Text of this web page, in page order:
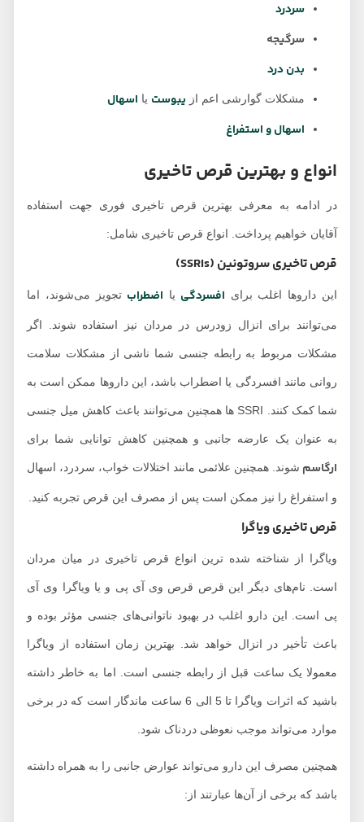
سردرد
سرگیجه
بدن درد
مشکلات گوارشی اعم ازیبوستیااسهال
اسهال و استفراغ
انواع و بهترین قرص تاخیری
در ادامه به معرفی بهترین قرص تاخیری فوری جهت استفاده
آقایان خواهیم پرداخت. انواع قرص تاخیری شامل:
قرص تاخیری سروتونین (SSRIs)
این داروها اغلب برایافسردگییااضطرابتجویز می‌شوند، اما
می‌توانند برای انزال زودرس در مردان نیز استفاده شوند. اگر
مشکلات مربوط به رابطه جنسی شما ناشی از مشکلات سلامت
روانی مانند افسردگی یا اضطراب باشد، این داروها ممکن است به
شما کمک کنند. SSRI ها همچنین می‌توانند باعث کاهش میل جنسی
به عنوان یک عارضه جانبی و همچنین کاهش توانایی شما برای
ارگاسمشوند. همچنین علائمی مانند اختلالات خواب، سردرد، اسهال
و استفراغ را نیز ممکن است پس از مصرف این قرص تجربه کنید.
قرص تاخیری ویاگرا
ویاگرا از شناخته شده ترین انواع قرص تاخیری در میان مردان
است. نام‌های دیگر این قرص قرص وی آی پی و یا ویاگرا وی آی
پی است. این دارو اغلب در بهبود ناتوانی‌های جنسی مؤثر بوده و
باعث تأخیر در انزال خواهد شد. بهترین زمان استفاده از ویاگرا
معمولا یک ساعت قبل از رابطه جنسی است. اما به خاطر داشته
باشید که اثرات ویاگرا تا 5 الی 6 ساعت ماندگار است که در برخی
موارد می‌تواند موجب نعوظی دردناک شود.
همچنین مصرف این دارو می‌تواند عوارض جانبی را به همراه داشته
باشد که برخی از آن‌ها عبارتند از: